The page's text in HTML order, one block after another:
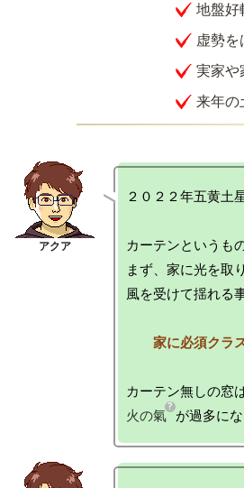
地盤好
虚勢を
実家や
来年の
２０２２年五黄土
カーテンというも
まず、家に光を取
火の氣